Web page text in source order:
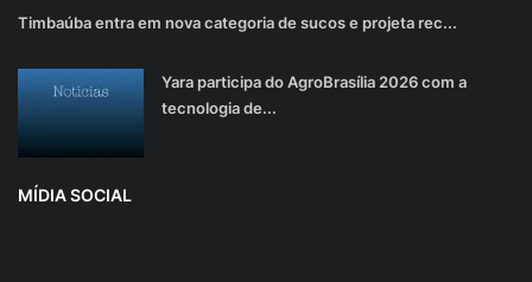
Timbaúba entra em nova categoria de sucos e projeta rec...
Yara participa do AgroBrasília 2026 com a
tecnologia de...
MÍDIA SOCIAL